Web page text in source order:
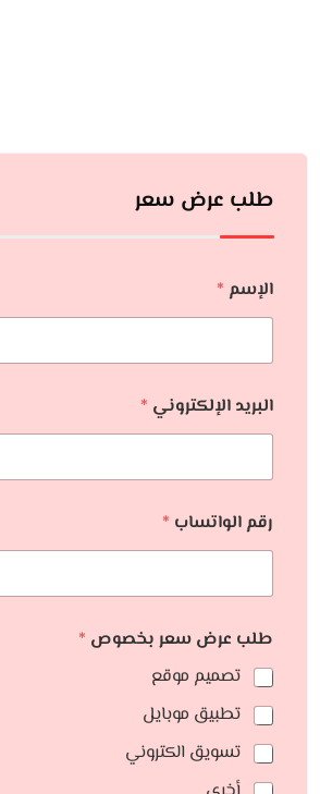
طلب عرض سعر
الإسم *
البريد الإلكتروني *
رقم الواتساب *
طلب عرض سعر بخصوص *
تصميم موقع
تطبيق موبايل
تسويق الكتروني